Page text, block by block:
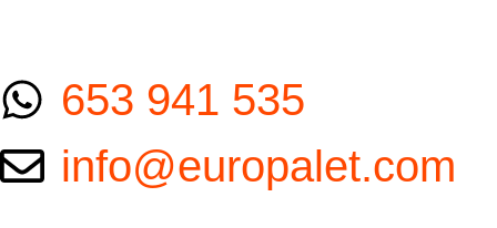
653 941 535
info@europalet.com